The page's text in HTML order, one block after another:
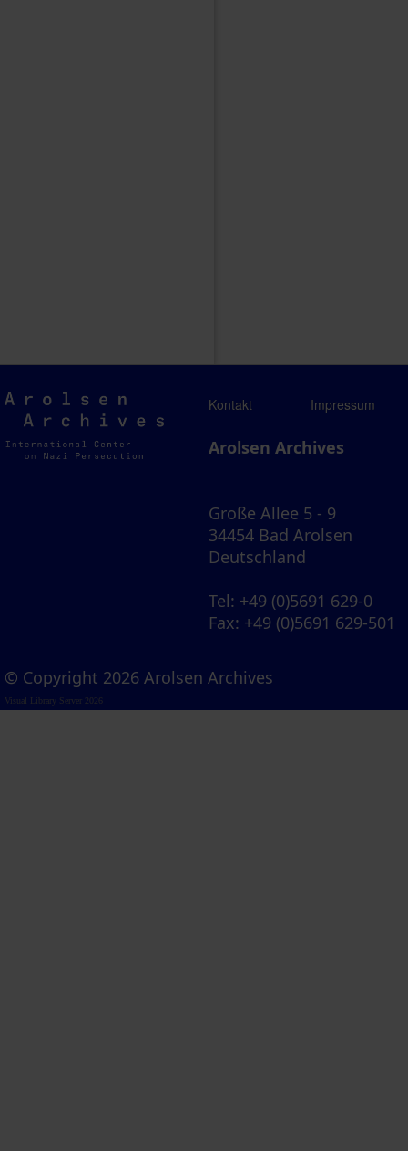
Arolsen
Archives
Kontakt Impressum
Arolsen Archives
Große Allee 5 - 9
34454 Bad Arolsen
Deutschland
Tel: +49 (0)5691 629-0
Fax: +49 (0)5691 629-501
© Copyright 2026 Arolsen Archives
Visual Library Server 2026